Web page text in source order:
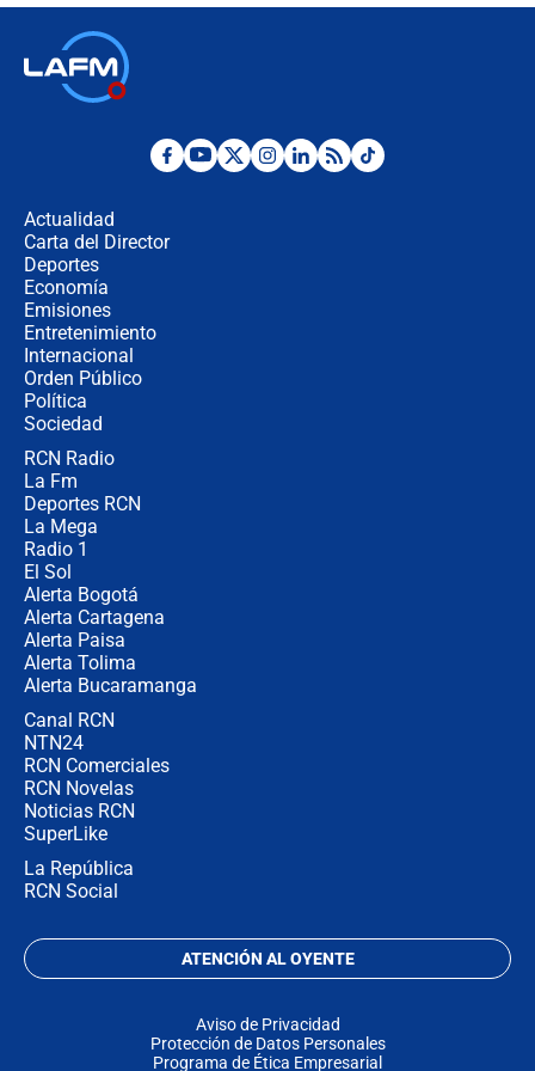
"No hubo fraude ni posibilidad de
Actualidad
Carta del Director
Deportes
Economía
Emisiones
Entretenimiento
Internacional
Orden Público
Política
Sociedad
RCN Radio
La Fm
Deportes RCN
La Mega
Radio 1
El Sol
Alerta Bogotá
Alerta Cartagena
Alerta Paisa
Alerta Tolima
Alerta Bucaramanga
Canal RCN
NTN24
RCN Comerciales
RCN Novelas
Noticias RCN
SuperLike
La República
RCN Social
ATENCIÓN AL OYENTE
Aviso de Privacidad
Protección de Datos Personales
Programa de Ética Empresarial